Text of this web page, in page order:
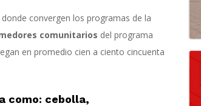
convergen los programas de la
comunitarios del programa
en promedio cien a ciento cincuenta
como: cebolla,